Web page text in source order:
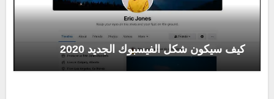
كيف سيكون شكل الفيسبوك الجديد 2020